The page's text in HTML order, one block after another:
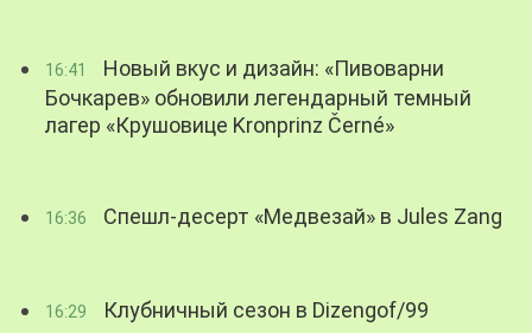
16:41
Новый вкус и дизайн: «Пивоварни
Бочкарев» обновили легендарный темный
лагер «Крушовице Kronprinz Černé»
16:36 Спешл-десерт «Медвезай» в Jules Zang
16:29 Клубничный сезон в Dizengof/99